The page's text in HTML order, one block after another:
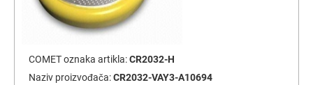
COMET oznaka artikla:CR2032-H
Naziv proizvođača:CR2032-VAY3-A10694